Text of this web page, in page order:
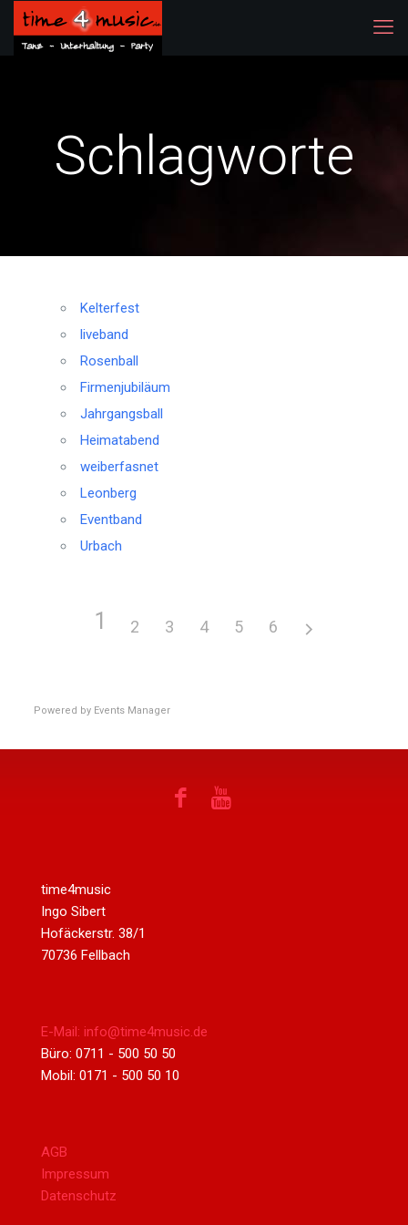
Schlagworte
Kelterfest
liveband
Rosenball
Firmenjubiläum
Jahrgangsball
Heimatabend
weiberfasnet
Leonberg
Eventband
Urbach
1 2 3 4 5 6
Powered by Events Manager
time4music
Ingo Sibert
Hofäckerstr. 38/1
70736 Fellbach
E-Mail: info@time4music.de
Büro: 0711 - 500 50 50
Mobil: 0171 - 500 50 10
AGB
Impressum
Datenschutz